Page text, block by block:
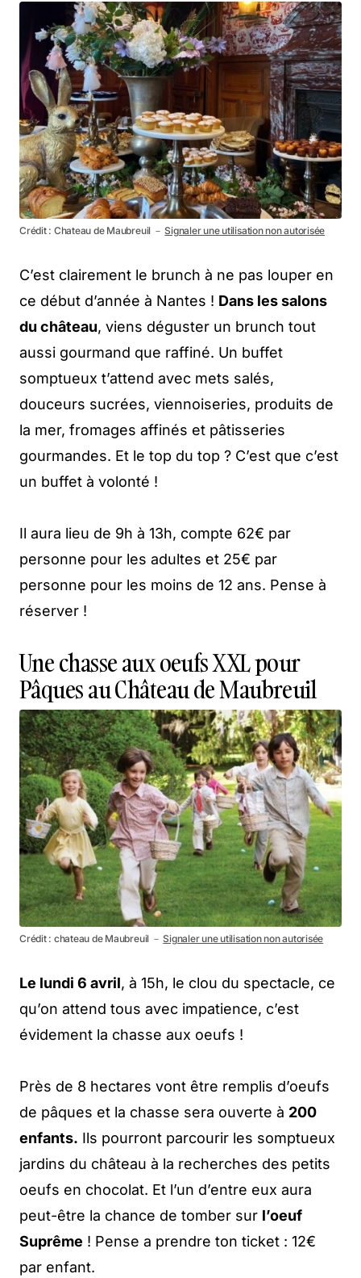
Crédit : Chateau de Maubreuil －Signaler une utilisation non autorisée
C’est clairement le brunch à ne pas louper en
ce début d’année à Nantes ! Dans les salons
du château, viens déguster un brunch tout
aussi gourmand que raffiné. Un buffet
somptueux t’attend avec mets salés,
douceurs sucrées, viennoiseries, produits de
la mer, fromages affinés et pâtisseries
gourmandes. Et le top du top ? C’est que c’est
un buffet à volonté !
Il aura lieu de 9h à 13h, compte 62€ par
personne pour les adultes et 25€ par
personne pour les moins de 12 ans. Pense à
réserver !
Une chasse aux oeufs XXL pour
Pâques au Château de Maubreuil
Crédit : chateau de Maubreuil －Signaler une utilisation non autorisée
Le lundi 6 avril, à 15h, le clou du spectacle, ce
qu’on attend tous avec impatience, c’est
évidement la chasse aux oeufs !
Près de 8 hectares vont être remplis d’oeufs
de pâques et la chasse sera ouverte à 200
enfants. Ils pourront parcourir les somptueux
jardins du château à la recherches des petits
oeufs en chocolat. Et l’un d’entre eux aura
peut-être la chance de tomber sur l’oeuf
Suprême ! Pense a prendre ton ticket : 12€
par enfant.